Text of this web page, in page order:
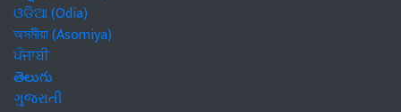
ଓଡିଆ (Odia)
অসমীয়া (Asomiya)
ਪੰਜਾਬੀ
తెలుగు
ગુજરાતી